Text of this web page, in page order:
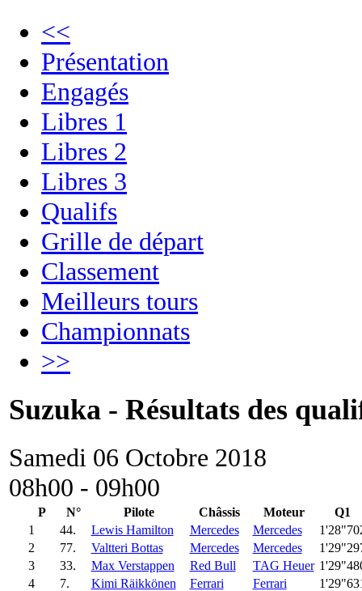
<<
Présentation
Engagés
Libres 1
Libres 2
Libres 3
Qualifs
Grille de départ
Classement
Meilleurs tours
Championnats
>>
Suzuka - Résultats des
Samedi 06 Octobre 2018
08h00 - 09h00
P N° Pilote Châssis Moteur
Q1
1
44. Lewis Hamilton Mercedes Mercedes
2
77. Valtteri Bottas Mercedes Mercedes
3
33. Max Verstappen Red Bull TAG Heuer
4
7. Kimi Räikkönen Ferrari Ferrari